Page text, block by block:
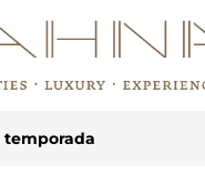
temporada